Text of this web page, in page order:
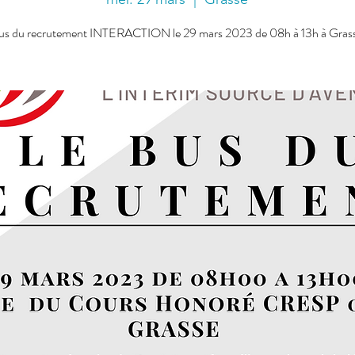
du recrutement INTERACTION le 29 mars 2023 de 08h à 13h à